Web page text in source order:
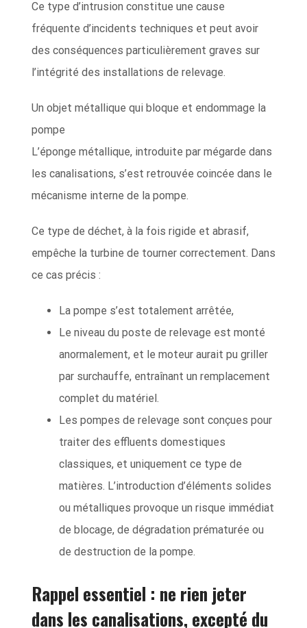
Ce type d’intrusion constitue une cause
fréquente d’incidents techniques et peut avoir
des conséquences particulièrement graves sur
l’intégrité des installations de relevage.
Un objet métallique qui bloque et endommage la
pompe
L’éponge métallique, introduite par mégarde dans
les canalisations, s’est retrouvée coincée dans le
mécanisme interne de la pompe.
Ce type de déchet, à la fois rigide et abrasif,
empêche la turbine de tourner correctement. Dans
ce cas précis :
La pompe s’est totalement arrêtée,
Le niveau du poste de relevage est monté
anormalement, et le moteur aurait pu griller
par surchauffe, entraînant un remplacement
complet du matériel.
Les pompes de relevage sont conçues pour
traiter des effluents domestiques
classiques, et uniquement ce type de
matières. L’introduction d’éléments solides
ou métalliques provoque un risque immédiat
de blocage, de dégradation prématurée ou
de destruction de la pompe.
Rappel essentiel : ne rien jeter
dans les canalisations, excepté du